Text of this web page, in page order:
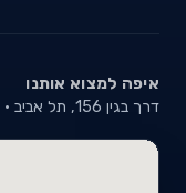
איפה למצוא אותנו
דרך בגין 156, תל אביב ·